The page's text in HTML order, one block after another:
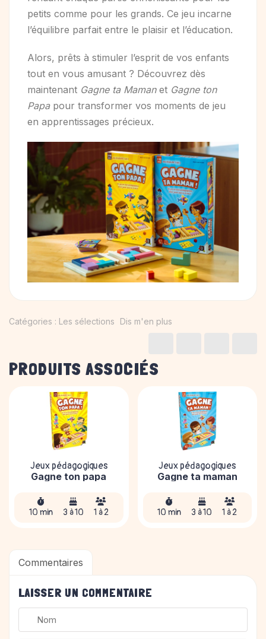
petits comme pour les grands. Ce jeu incarne
l’équilibre parfait entre le plaisir et l’éducation.
Alors, prêts à stimuler l’esprit de vos enfants
tout en vous amusant ? Découvrez dès
maintenant Gagne ta Maman et Gagne ton
Papapour transformer vos moments de jeu
en apprentissages précieux.
Catégories : Les sélections Dis m'en plus
PRODUITS ASSOCIÉS
Jeux pédagogiques
Gagne ton papa
10 min 3 à 10 1 à 2
Jeux pédagogiques
Gagne ta maman
10 min 3 à 10 1 à 2
Commentaires
LAISSER UN COMMENTAIRE